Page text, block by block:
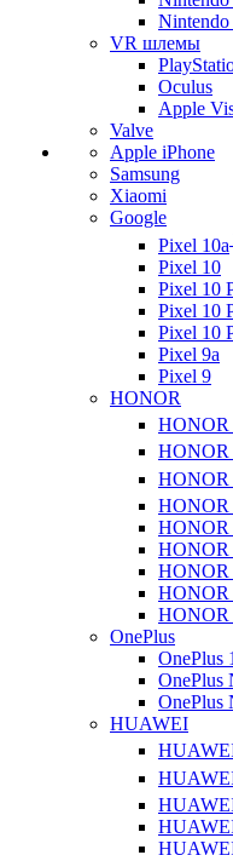
VR шлемы
Oculus
Apple
Valve
Apple iPhone
Samsung
Xiaomi
Google
Pixel 10a
Pixel 10
Pixel 10
Pixel 10
Pixel 10
Pixel 9a
Pixel 9
HONOR
HONOR
HONOR
HONOR
HONOR
HONOR
HONOR
HONOR
HONOR
HONOR
OnePlus
OnePlus
OnePlus
OnePlus
HUAWEI